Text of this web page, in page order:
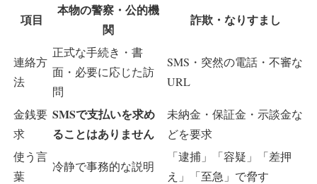
項目
本物の警察・公的機
関
詐欺・なりすまし
連絡方
法
正式な手続き・書
面・必要に応じた訪
問
SMS・突然の電話・不審な
URL
金銭要
求
SMSで支払いを求め
ることはありません
未納金・保証金・示談金な
どを要求
使う言
葉
冷静で事務的な説明
「逮捕」「容疑」「差押
え」「至急」で脅す